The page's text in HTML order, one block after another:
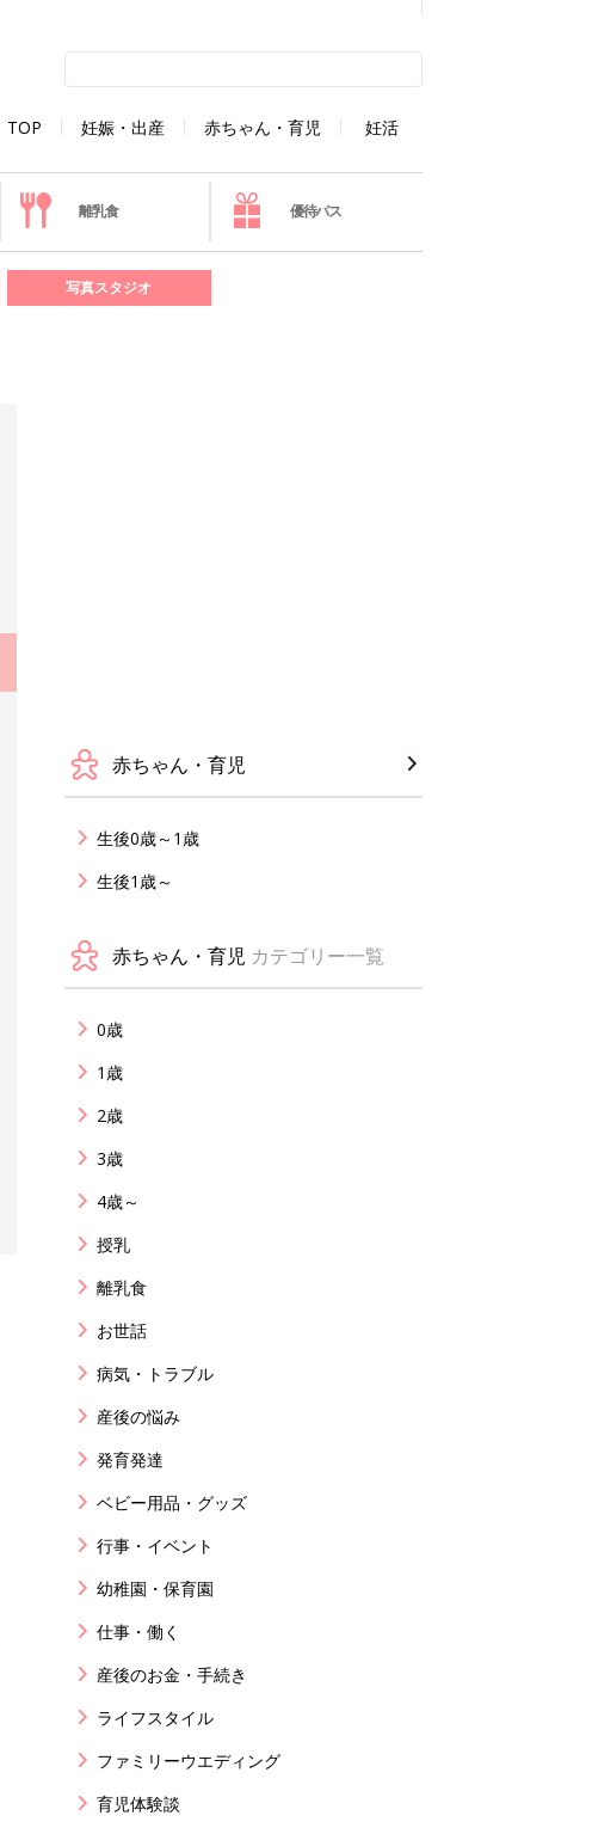
TOP 妊娠・出産 赤ちゃん・育児 妊活
離乳食 優待パス
写真スタジオ
赤ちゃん・育児
生後0歳～1歳
生後1歳～
赤ちゃん・育児 カテゴリー一覧
0歳
1歳
2歳
3歳
4歳～
授乳
離乳食
お世話
病気・トラブル
産後の悩み
発育発達
ベビー用品・グッズ
行事・イベント
幼稚園・保育園
仕事・働く
産後のお金・手続き
ライフスタイル
ファミリーウエディング
育児体験談